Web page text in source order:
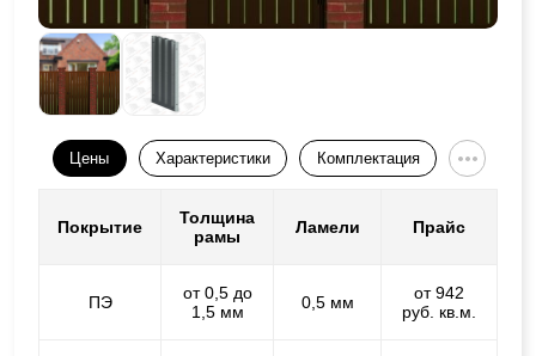
Цены Характеристики Комплектация
Покрытие
Толщина
рамы
Ламели Прайс
ПЭ
от 0,5 до
1,5 мм
0,5 мм
от 942
руб. кв.м.